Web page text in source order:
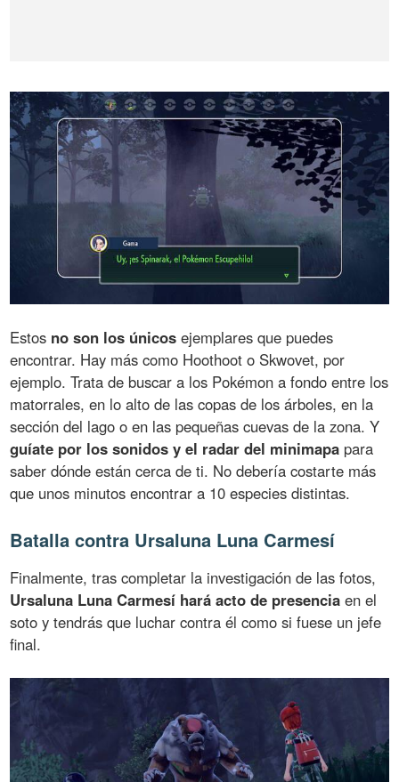
Estos no son los únicos ejemplares que puedes
encontrar. Hay más como Hoothoot o Skwovet, por
ejemplo. Trata de buscar a los Pokémon a fondo entre los
matorrales, en lo alto de las copas de los árboles, en la
sección del lago o en las pequeñas cuevas de la zona. Y
guíate por los sonidos y el radar del minimapa para
saber dónde están cerca de ti. No debería costarte más
que unos minutos encontrar a 10 especies distintas.
Batalla contra Ursaluna Luna Carmesí
Finalmente, tras completar la investigación de las fotos,
Ursaluna Luna Carmesí hará acto de presencia en el
soto y tendrás que luchar contra él como si fuese un jefe
final.